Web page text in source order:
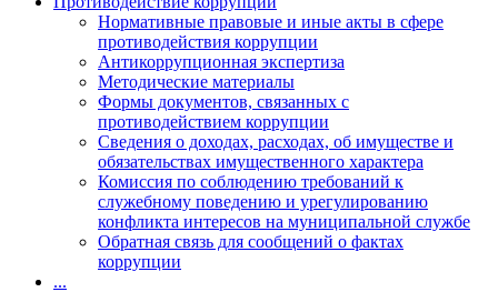
Нормативные правовые и иные акты в сфере
противодействия коррупции
Антикоррупционная экспертиза
Методические материалы
Формы документов, связанных с
противодействием коррупции
Сведения о доходах, расходах, об имуществе и
обязательствах имущественного характера
Комиссия по соблюдению требований к
служебному поведению и урегулированию
конфликта интересов на муниципальной службе
Обратная связь для сообщений о фактах
коррупции
...